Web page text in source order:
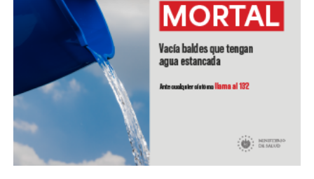
RELATED TOPICS:
Se reabre el turismo en Honduras
El Salvador arranca reapertura económica este día